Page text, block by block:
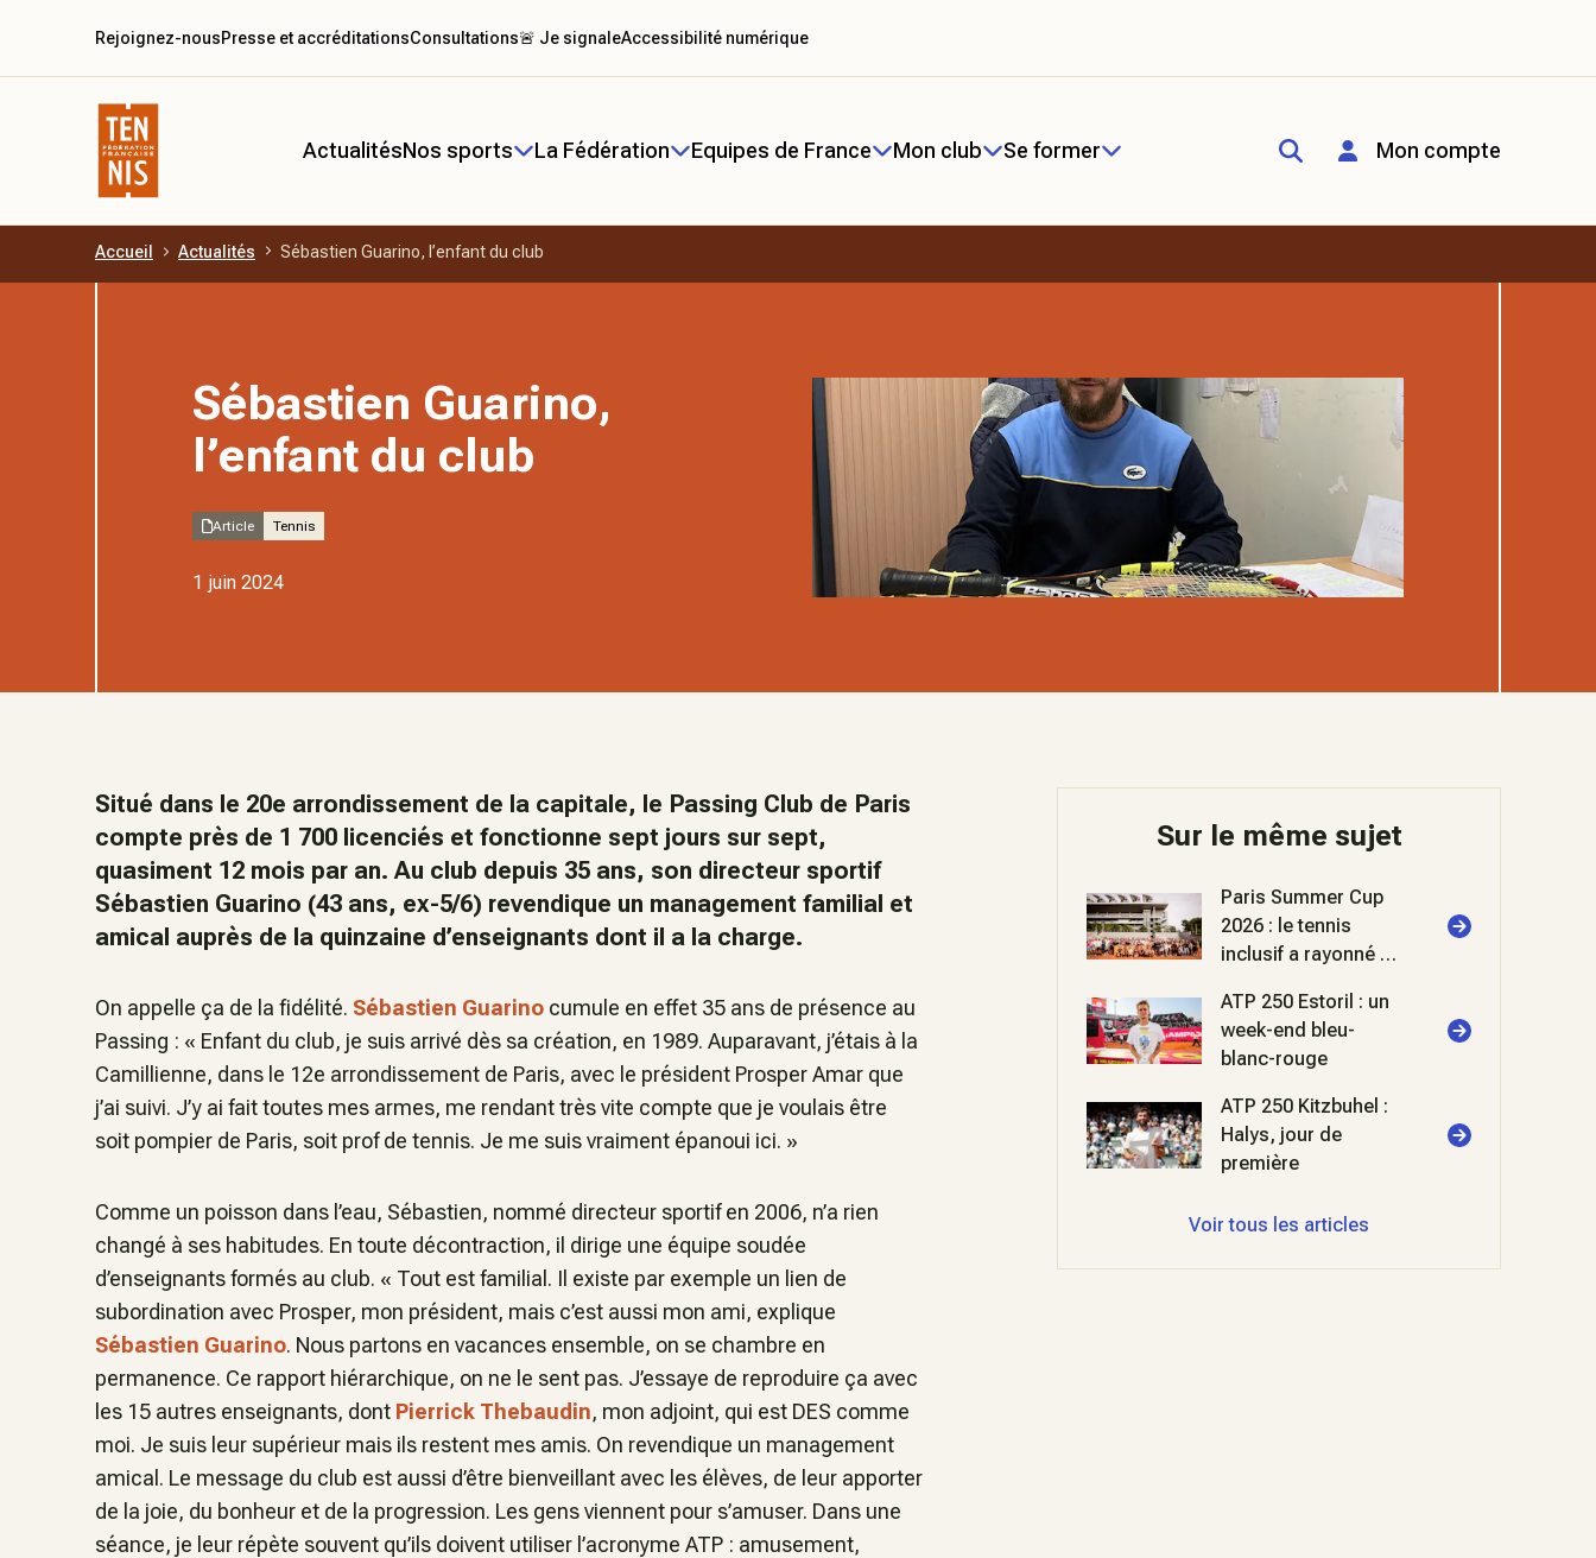
Aller au contenu principal
ActualitésNos sports La Fédération Equipes de France Mon club Se former Mon compte
Rejoignez-nousPresse et accréditationsConsultations🚨 Je signaleAccessibilité numérique
Accueil Actualités Sébastien Guarino, l’enfant du club
Sébastien Guarino,
l’enfant du club
Article Tennis
1 juin 2024
Situé dans le 20e arrondissement de la capitale, le Passing Club de Paris
compte près de 1 700 licenciés et fonctionne sept jours sur sept,
quasiment 12 mois par an. Au club depuis 35 ans, son directeur sportif
Sébastien Guarino (43 ans, ex-5/6) revendique un management familial et
amical auprès de la quinzaine d’enseignants dont il a la charge.
On appelle ça de la fidélité. Sébastien Guarino cumule en effet 35 ans de présence au
Passing : « Enfant du club, je suis arrivé dès sa création, en 1989. Auparavant, j’étais à la
Camillienne, dans le 12e arrondissement de Paris, avec le président Prosper Amar que
j’ai suivi. J’y ai fait toutes mes armes, me rendant très vite compte que je voulais être
soit pompier de Paris, soit prof de tennis. Je me suis vraiment épanoui ici. »
Comme un poisson dans l’eau, Sébastien, nommé directeur sportif en 2006, n’a rien
changé à ses habitudes. En toute décontraction, il dirige une équipe soudée
d’enseignants formés au club. « Tout est familial. Il existe par exemple un lien de
subordination avec Prosper, mon président, mais c’est aussi mon ami, explique
Sébastien Guarino. Nous partons en vacances ensemble, on se chambre en
permanence. Ce rapport hiérarchique, on ne le sent pas. J’essaye de reproduire ça avec
les 15 autres enseignants, dont Pierrick Thebaudin, mon adjoint, qui est DES comme
moi. Je suis leur supérieur mais ils restent mes amis. On revendique un management
amical. Le message du club est aussi d’être bienveillant avec les élèves, de leur apporter
de la joie, du bonheur et de la progression. Les gens viennent pour s’amuser. Dans une
séance, je leur répète souvent qu’ils doivent utiliser l’acronyme ATP : amusement,
Sur le même sujet
Paris Summer Cup
2026 : le tennis
inclusif a rayonné à
ATP 250 Estoril : un
week-end bleu-
blanc-rouge
ATP 250 Kitzbuhel :
Halys, jour de
première
Voir tous les articles